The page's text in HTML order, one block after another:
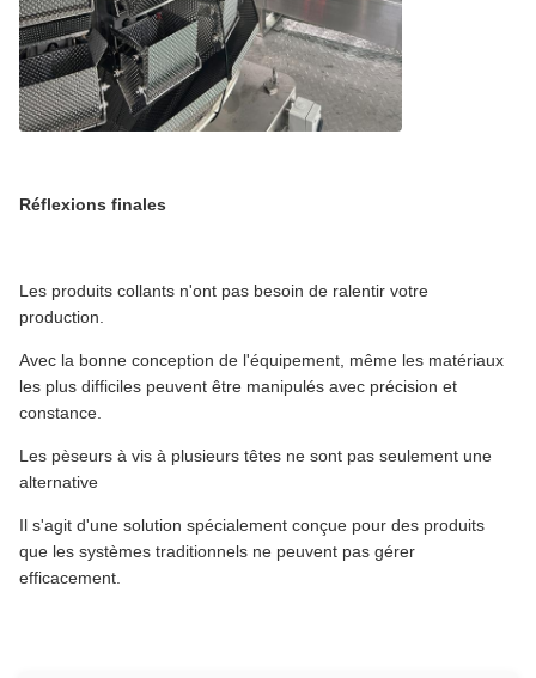
Réflexions finales
Les produits collants n'ont pas besoin de ralentir votre
production.
Avec la bonne conception de l'équipement, même les matériaux
les plus difficiles peuvent être manipulés avec précision et
constance.
Les pèseurs à vis à plusieurs têtes ne sont pas seulement une
alternative
Il s'agit d'une solution spécialement conçue pour des produits
que les systèmes traditionnels ne peuvent pas gérer
efficacement.